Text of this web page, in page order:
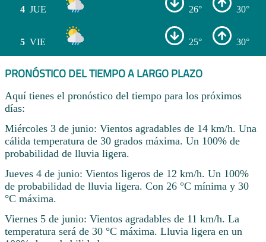
4 JUE 26° 30°
5 VIE 25° 30°
PRONÓSTICO DEL TIEMPO A LARGO PLAZO
Aquí tienes el pronóstico del tiempo para los próximos
días:
Miércoles 3 de junio: Vientos agradables de 14 km/h. Una
cálida temperatura de 30 grados máxima. Un 100% de
probabilidad de lluvia ligera.
Jueves 4 de junio: Vientos ligeros de 12 km/h. Un 100%
de probabilidad de lluvia ligera. Con 26 °C mínima y 30
°C máxima.
Viernes 5 de junio: Vientos agradables de 11 km/h. La
temperatura será de 30 °C máxima. Lluvia ligera en un